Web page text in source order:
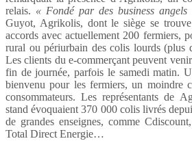
relais. « Fondé par des business angels
Guyot, Agrikolis, dont le siège se
accords avec actuellement 200 fermiers,
rural ou périurbain des colis lourds (plus
Les clients du e-commerçant peuvent
fin de journée, parfois le samedi matin.
bienvenu pour les fermiers, un moindre
consommateurs. Les représentants de
stand évoquaient 370 000 colis livrés
de grandes enseignes, comme
Total Direct Energie…